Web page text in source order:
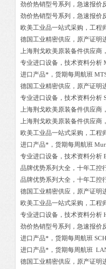
劲价热销型号系列，急速报价
劲价热销型号系列，急速报价
欧美工业品一站式采购，工程
德国工业精密供应，原产证明
上海荆戈欧美原装备件供应商
专业进口设备，技术资料分析
进口产品*，货期每周航班
德国工业精密供应，原产证明
专业进口设备，技术资料分析
上海荆戈欧美原装备件供应商
上海荆戈欧美原装备件供应商
欧美工业品一站式采购，工程
进口产品*，货期每周航班
专业进口设备，技术资料分析
品牌优势系列大全，十年工控
品牌优势系列大全，十年工控
德国工业精密供应，原产证明
欧美工业品一站式采购，工程
专业进口设备，技术资料分析
劲价热销型号系列，急速报价
进口产品*，货期每周航班
进口产品*，货期每周航班
德国工业精密供应，原产证明